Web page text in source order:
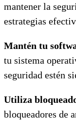
mantener la
estrategias
Mantén tu
tu sistema
seguridad estén
Utiliza
bloqueadores de